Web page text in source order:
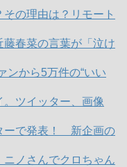
の理由は？リモート
春菜の言葉が「泣け
ンから5万件の“いい
ツイッター、画像
ーで発表！ 新企画の
ノさんでクロちゃん